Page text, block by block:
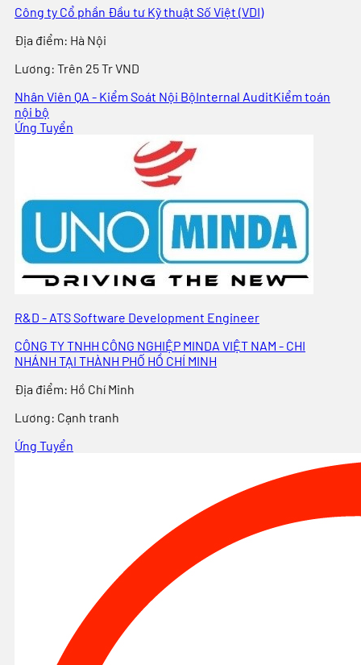
Công ty Cổ phần Đầu tư Kỹ thuật Số Việt (VDI)
Địa điểm: Hà Nội
Lương: Trên 25 Tr VND
Nhân Viên QA - Kiểm Soát Nội BộInternal AuditKiểm toán
nội bộ
Ứng Tuyển
R&D - ATS Software Development Engineer
CÔNG TY TNHH CÔNG NGHIỆP MINDA VIỆT NAM - CHI
NHÁNH TẠI THÀNH PHỐ HỒ CHÍ MINH
Địa điểm: Hồ Chí Minh
Lương: Cạnh tranh
Ứng Tuyển